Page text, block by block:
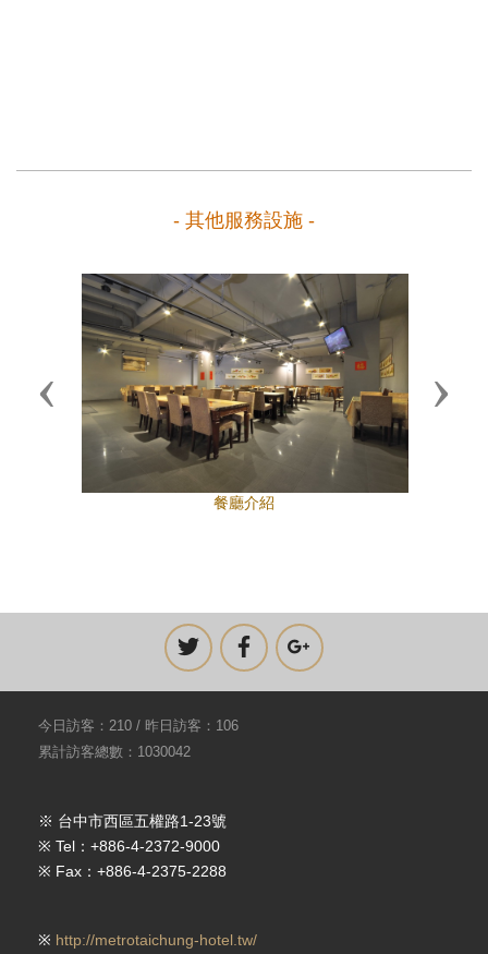
- 其他服務設施 -
餐廳介紹
Previous Next
今日訪客：210 / 昨日訪客：106
累計訪客總數：1030042
※ 台中市西區五權路1-23號
※ Tel：+886-4-2372-9000
※ Fax：+886-4-2375-2288
※ http://metrotaichung-hotel.tw/